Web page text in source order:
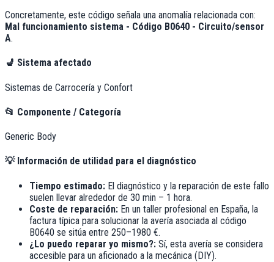
Concretamente, este código señala una anomalía relacionada con:
Mal funcionamiento sistema - Código B0640 - Circuito/sensor
A.
💺 Sistema afectado
Sistemas de Carrocería y Confort
📂 Componente / Categoría
Generic Body
💡Información de utilidad para el diagnóstico
Tiempo estimado: El diagnóstico y la reparación de este fallo
suelen llevar alrededor de 30 min – 1 hora.
Coste de reparación: En un taller profesional en España, la
factura típica para solucionar la avería asociada al código
B0640 se sitúa entre 250–1980 €.
¿Lo puedo reparar yo mismo?: Sí, esta avería se considera
accesible para un aficionado a la mecánica (DIY).